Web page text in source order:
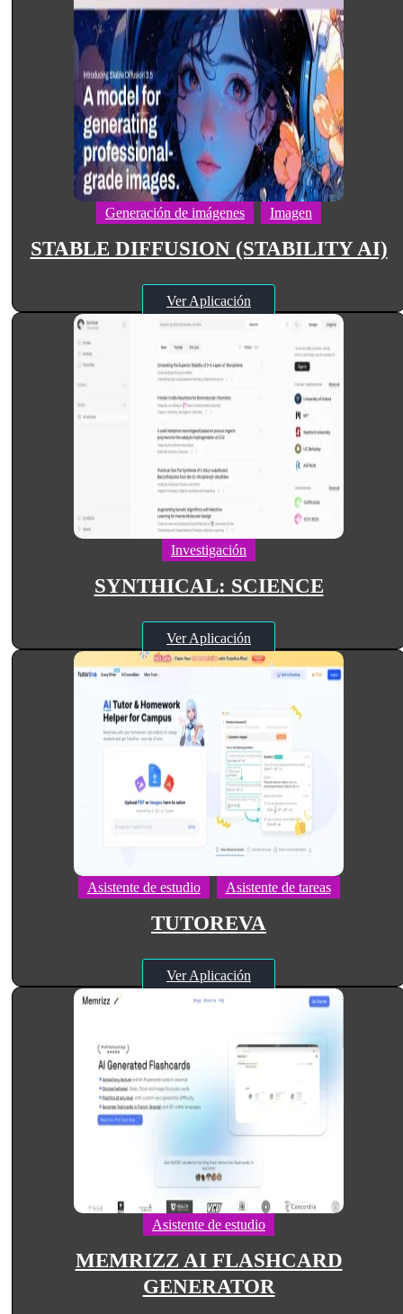
Generación de imágenes Imagen
STABLE DIFFUSION (STABILITY AI)
Ver Aplicación
Investigación
SYNTHICAL: SCIENCE
Ver Aplicación
Asistente de estudio Asistente de tareas
TUTOREVA
Ver Aplicación
Asistente de estudio
MEMRIZZ AI FLASHCARD
GENERATOR